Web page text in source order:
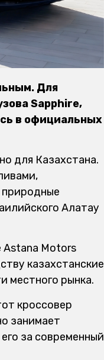
Для
Sapphire,
в официальных
для Казахстана.
Алатау
Astana Motors
казахстанские
местного рынка.
кроссовер
занимает
за современный